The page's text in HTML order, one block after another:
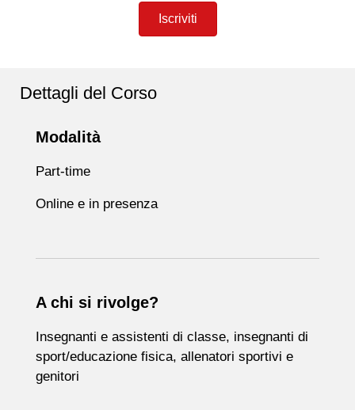
Iscriviti
Dettagli del Corso
Modalità
Part-time
Online e in presenza
A chi si rivolge?
Insegnanti e assistenti di classe, insegnanti di
sport/educazione fisica, allenatori sportivi e
genitori